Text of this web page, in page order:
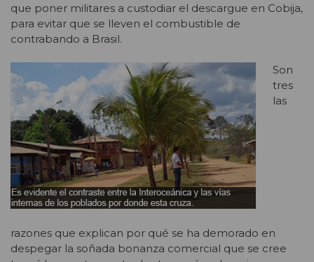
que poner militares a custodiar el descargue en Cobija,
para evitar que se lleven el combustible de
contrabando a Brasil.
Son
tres
las
razones que explican por qué se ha demorado en
despegar la soñada bonanza comercial que se cree